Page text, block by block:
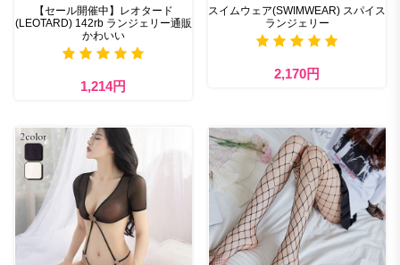
【セール開催中】レオタード
(LEOTARD) 142rb ランジェリー通販
かわいい
1,214円
スイムウェア(SWIMWEAR) スパイス
ランジェリー
2,170円